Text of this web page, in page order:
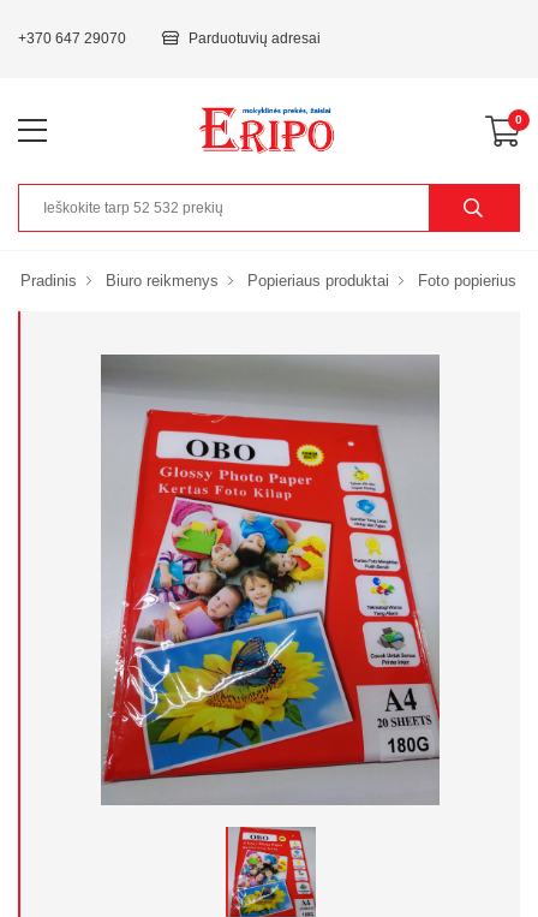
+370 647 29070 Parduotuvių adresai
0
Pradinis Biuro reikmenys Popieriaus produktai Foto popierius